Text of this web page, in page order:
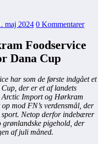
maj 2024 0 Kommentarer
Foodservice
Dana Cup
har som de første indgået et
der er et af landets
Arctic Import og Hørkram
mod FN’s verdensmål, der
Netop derfor indebærer
grønlandske pigehold, der
af juli måned.